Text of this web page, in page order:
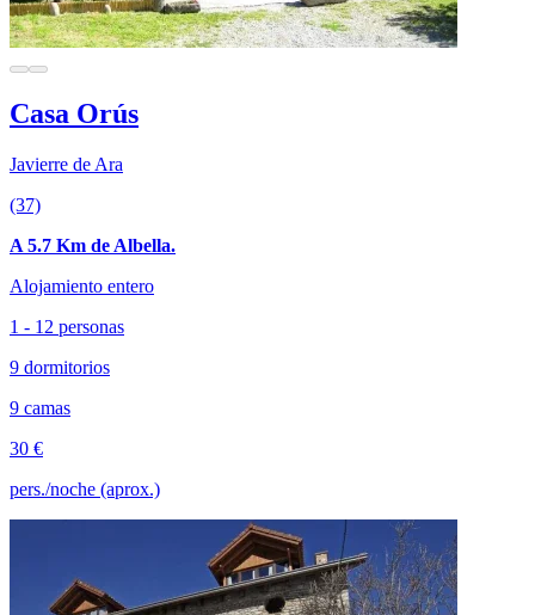
Casa Orús
Javierre de Ara
(37)
A 5.7 Km de Albella.
Alojamiento entero
1 - 12 personas
9 dormitorios
9 camas
30 €
pers./noche (aprox.)